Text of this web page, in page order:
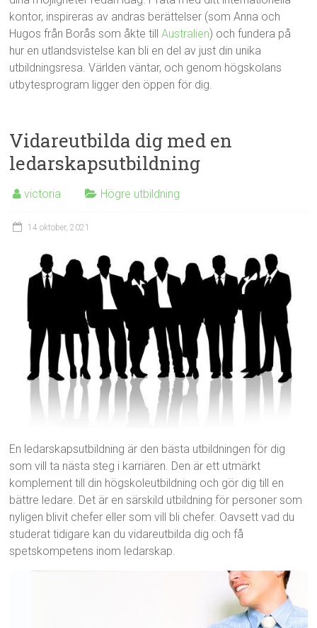
kontor, inspireras av andras berättelser (som Anna och
Hugos från Borås som åkte tillAustralien) och fundera på
hur en utlandsvistelse kan bli en del av just din unika
utbildningsresa. Världen väntar, och genom högskolans
utbytesprogram ligger den öppen för dig.
Vidareutbilda dig med en
ledarskapsutbildning
victoria Högre utbildning
14 oktober, 2021
En ledarskapsutbildning är den bästa utbildningen för dig
som vill ta nästa steg i karriären. Den är ett utmärkt
komplement till din högskoleutbildning och gör dig till en
bättre ledare. Det är en särskild utbildning för personer som
nyligen blivit chefer eller som vill bli chefer. Oavsett vad du
studerat tidigare kan du vidareutbilda dig och få
spetskompetens inom ledarskap.